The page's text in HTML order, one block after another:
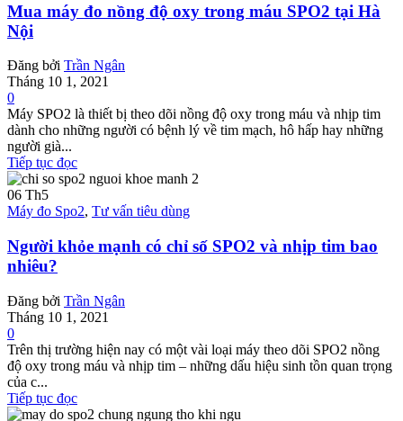
Mua máy đo nồng độ oxy trong máu SPO2 tại Hà
Nội
Đăng bởi Trần Ngân
Tháng 10 1, 2021
0
Máy SPO2 là thiết bị theo dõi nồng độ oxy trong máu và nhịp tim
dành cho những người có bệnh lý về tim mạch, hô hấp hay những
người già...
Tiếp tục đọc
06 Th5
Máy đo Spo2, Tư vấn tiêu dùng
Người khỏe mạnh có chỉ số SPO2 và nhịp tim bao
nhiêu?
Đăng bởi Trần Ngân
Tháng 10 1, 2021
0
Trên thị trường hiện nay có một vài loại máy theo dõi SPO2 nồng
độ oxy trong máu và nhịp tim – những dấu hiệu sinh tồn quan trọng
của c...
Tiếp tục đọc